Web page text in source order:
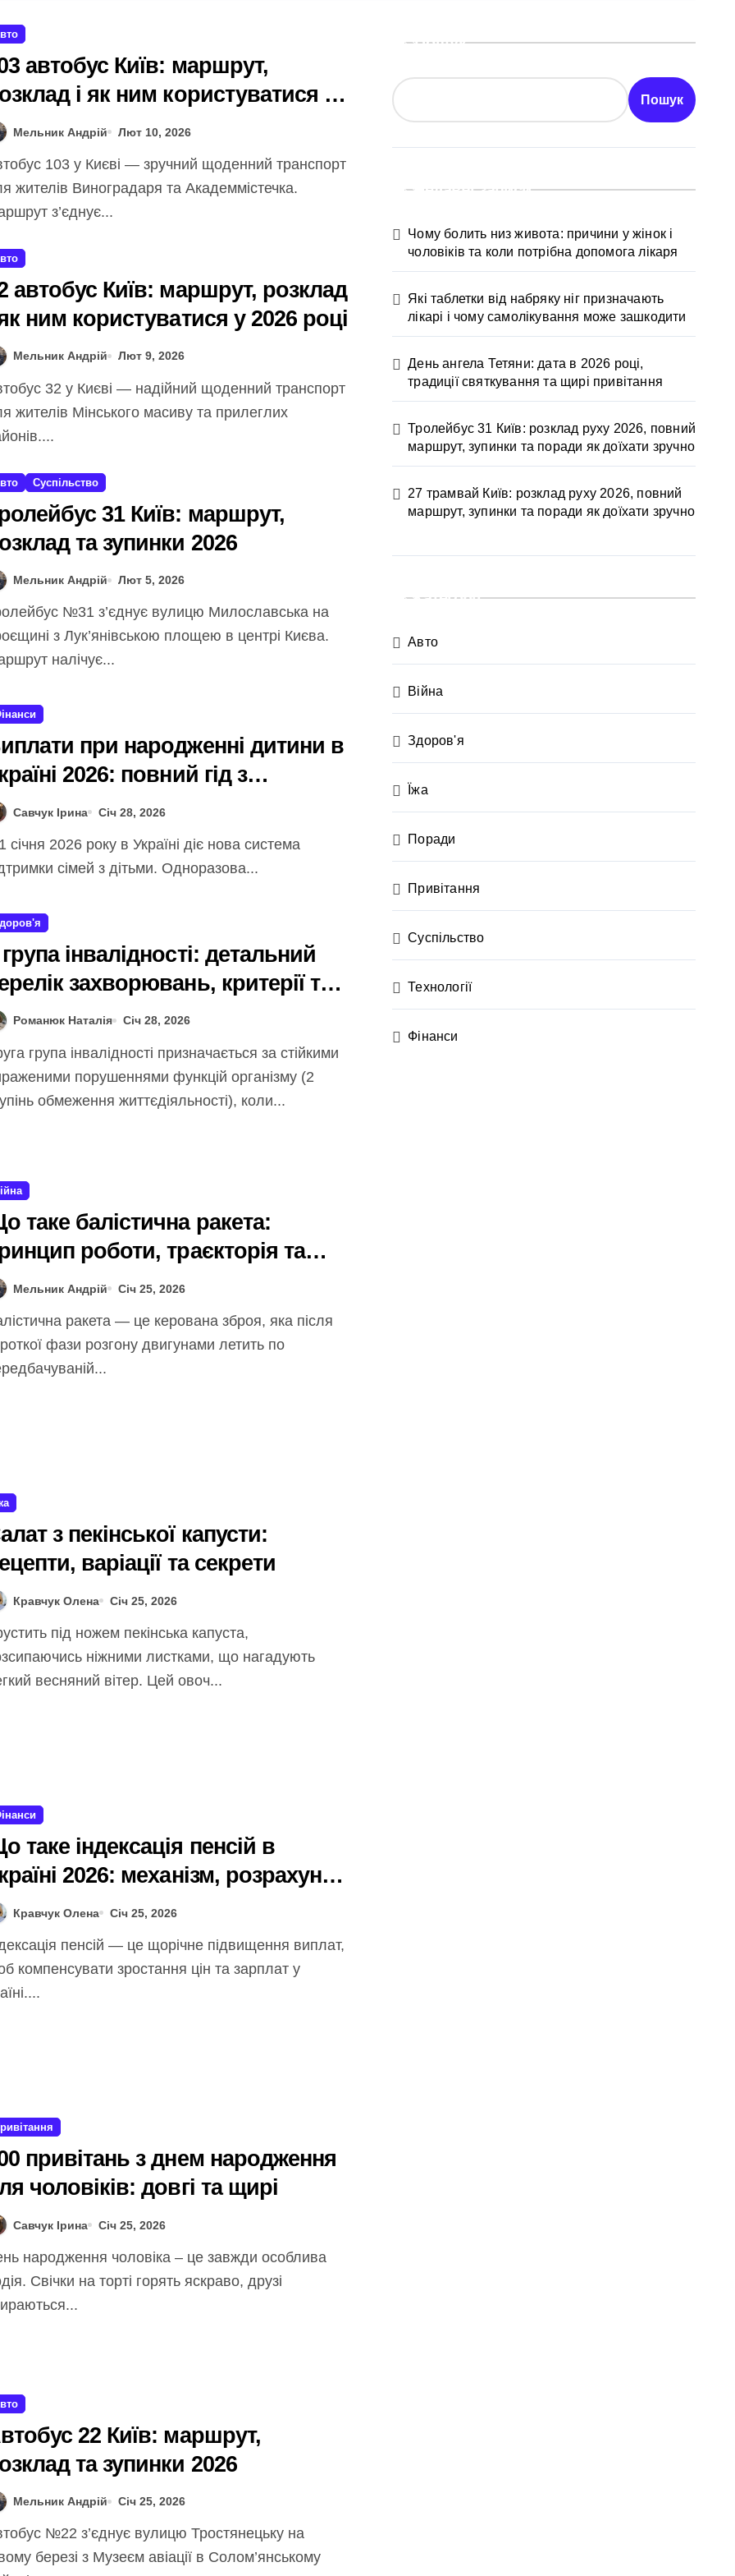
автобус Київ: маршрут,
і як ним користуватися у
році
Мельник Андрій Лют 10, 2026
жителів Виноградаря та Академмістечка.
з’єднує...
автобус Київ: маршрут, розклад
ним користуватися у 2026 році
Мельник Андрій Лют 9, 2026
жителів Мінського масиву та прилеглих
Суспільство
31 Київ: маршрут,
та зупинки 2026
Мельник Андрій Лют 5, 2026
з Лук’янівською площею в центрі Києва.
налічує...
при народженні дитини в
2026: повний гід з
та оформленням
Савчук Ірина Січ 28, 2026
сімей з дітьми. Одноразова...
інвалідності: детальний
захворювань, критерії та
в Україні 2026
Романюк Наталія Січ 28, 2026
порушеннями функцій організму (2
обмеження життєдіяльності), коли...
таке балістична ракета:
роботи, траєкторія та
Мельник Андрій Січ 25, 2026
фази розгону двигунами летить по
з пекінської капусти:
варіації та секрети
Кравчук Олена Січ 25, 2026
ніжними листками, що нагадують
весняний вітер. Цей овоч...
таке індексація пенсій в
2026: механізм, розрахунок
зміни
Кравчук Олена Січ 25, 2026
компенсувати зростання цін та зарплат у
привітань з днем народження
чоловіків: довгі та щирі
Савчук Ірина Січ 25, 2026
Свічки на торті горять яскраво, друзі
22 Київ: маршрут,
та зупинки 2026
Мельник Андрій Січ 25, 2026
березі з Музеєм авіації в Солом’янському
Пошук
Пошук
Недавні записи
Чому болить низ живота: причини у жінок і
чоловіків та коли потрібна допомога лікаря
Які таблетки від набряку ніг призначають
лікарі і чому самолікування може зашкодити
День ангела Тетяни: дата в 2026 році,
традиції святкування та щирі привітання
Тролейбус 31 Київ: розклад руху 2026, повний
маршрут, зупинки та поради як доїхати зручно
27 трамвай Київ: розклад руху 2026, повний
маршрут, зупинки та поради як доїхати зручно
Категорії
Авто
Війна
Здоров'я
Їжа
Поради
Привітання
Суспільство
Технології
Фінанси